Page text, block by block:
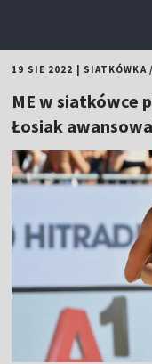
19 SIE 2022 SIATKÓWKA/
ME w siatkówce
Łosiak